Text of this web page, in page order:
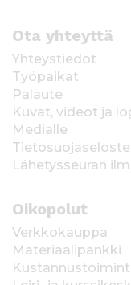
Ota yhteyttä
Yhteystiedot
Työpaikat
Palaute
Kuvat, videot ja
Medialle
Lähetysseuran
Oikopolut
Verkkokauppa
Materiaalipankki